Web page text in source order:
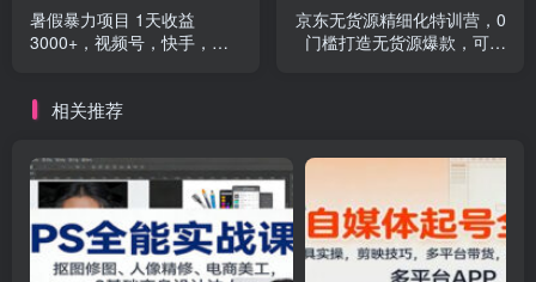
暑假暴力项目 1天收益
3000+，视频号，快手，不
京东无货源精细化特训营，0
门槛打造无货源爆款，可复
相关推荐